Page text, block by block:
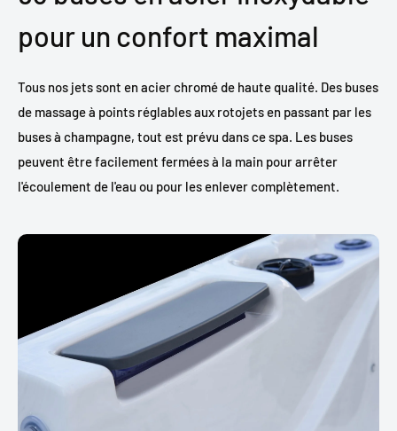
pour un confort maximal
Tous nos jets sont en acier chromé de haute qualité. Des buses
de massage à points réglables aux rotojets en passant par les
buses à champagne, tout est prévu dans ce spa. Les buses
peuvent être facilement fermées à la main pour arrêter
l'écoulement de l'eau ou pour les enlever complètement.